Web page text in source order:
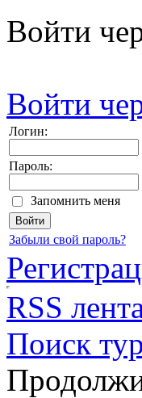
Войти
Войти
Логин:
Пароль:
Запомнить меня
Забыли свой пароль?
RSS
Поиск